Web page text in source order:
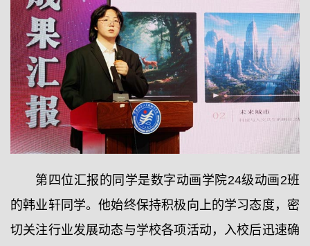
第四位汇报的同学是数字动画学院24级动画2班
的韩业轩同学。他始终保持积极向上的学习态度，密
切关注行业发展动态与学校各项活动，入校后迅速确